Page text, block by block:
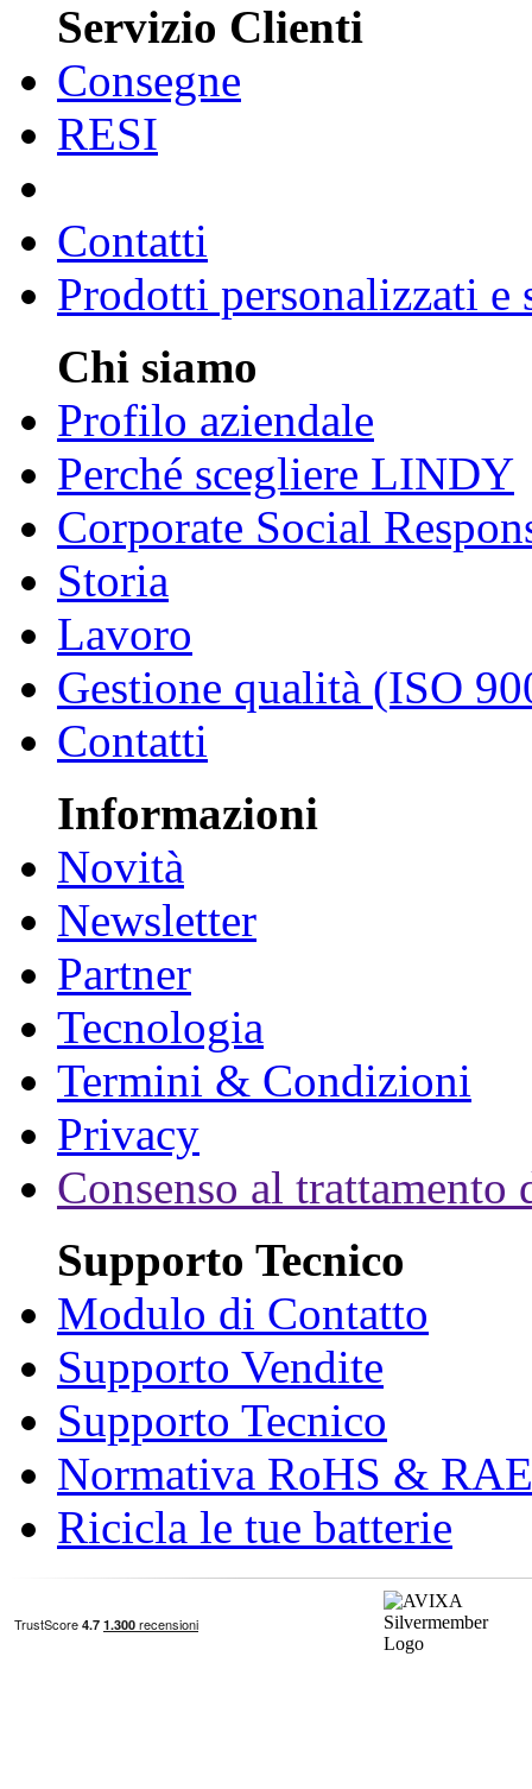
Servizio Clienti
Consegne
RESI
Contatti
Prodotti personalizzati e
Chi siamo
Profilo aziendale
Perché scegliere LINDY
Corporate Social
Storia
Lavoro
Gestione qualità (ISO
Contatti
Informazioni
Novità
Newsletter
Partner
Tecnologia
Termini & Condizioni
Privacy
Consenso al trattamento
Supporto Tecnico
Modulo di Contatto
Supporto Vendite
Supporto Tecnico
Normativa RoHS &
Ricicla le tue batterie